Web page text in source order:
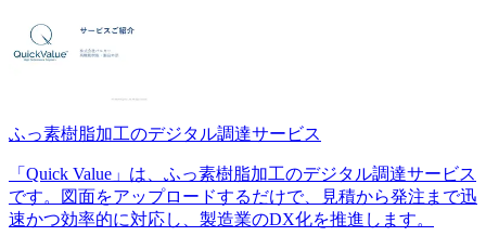
ふっ素樹脂加工のデジタル調達サービス
「Quick Value」は、ふっ素樹脂加工のデジタル調達サービス
です。図面をアップロードするだけで、見積から発注まで迅
速かつ効率的に対応し、製造業のDX化を推進します。